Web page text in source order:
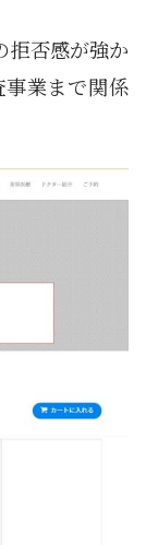
拒否感が強か
業まで関係